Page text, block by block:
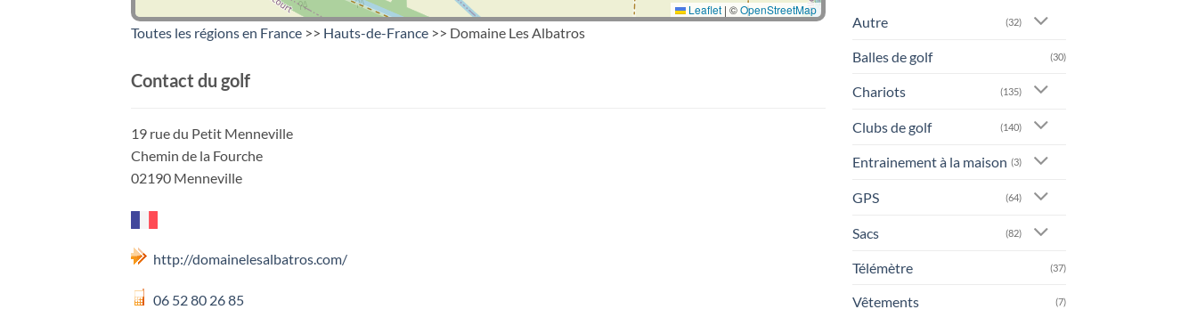
Leaflet | ©OpenStreetMap
Toutes les régions en France >> Hauts-de-France >> Domaine Les Albatros
Contact du golf
19 rue du Petit Menneville
Chemin de la Fourche
02190 Menneville
http://domainelesalbatros.com/
06 52 80 26 85
Autre (32)
Balles de golf (30)
Chariots (135)
Clubs de golf (140)
Entrainement à la maison (3)
GPS (64)
Sacs (82)
Télémètre (37)
Vêtements (7)